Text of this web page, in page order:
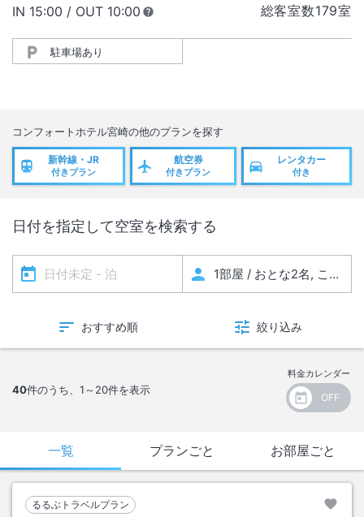
総客室数179室
IN チェックイン
15:00 / OUT チェックアウト
10:00
駐車場あり
コンフォートホテル宮崎の他のプランを探す
新幹線・JR
付きプラン
航空券
付きプラン
レンタカー
付き
日付を指定して空室を検索する
おすすめ順 絞り込み
40件のうち、 1～20件を表示
料金カレンダー
一覧 プランごと お部屋ごと
るるぶトラベルプラン